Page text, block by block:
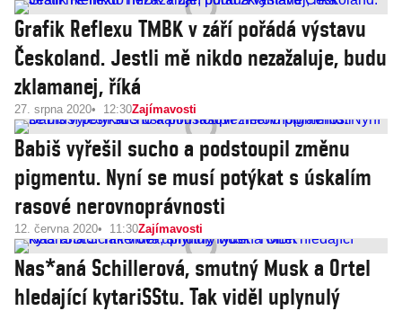
Grafik Reflexu TMBK v září pořádá výstavu
Českoland. Jestli mě nikdo nezažaluje, budu
zklamanej, říká
27. srpna 2020 12:30Zajímavosti
Babiš vyřešil sucho a podstoupil změnu
pigmentu. Nyní se musí potýkat s úskalím
rasové nerovnoprávnosti
12. června 2020 11:30Zajímavosti
Nas*aná Schillerová, smutný Musk a Ortel
hledající kytariSStu. Tak viděl uplynulý